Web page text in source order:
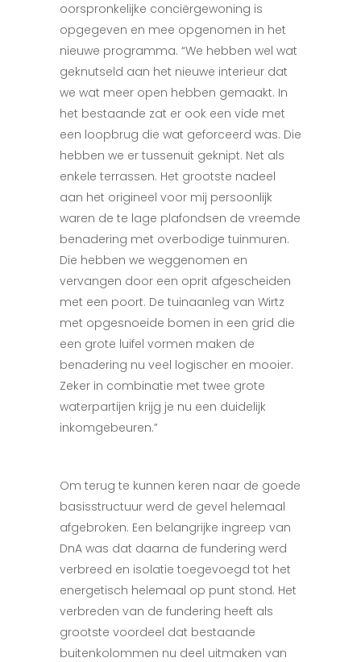
oorspronkelijke conciërgewoning is
opgegeven en mee opgenomen in het
nieuwe programma. “We hebben wel wat
geknutseld aan het nieuwe interieur dat
we wat meer open hebben gemaakt. In
het bestaande zat er ook een vide met
een loopbrug die wat geforceerd was. Die
hebben we er tussenuit geknipt. Net als
enkele terrassen. Het grootste nadeel
aan het origineel voor mij persoonlijk
waren de te lage plafondsen de vreemde
benadering met overbodige tuinmuren.
Die hebben we weggenomen en
vervangen door een oprit afgescheiden
met een poort. De tuinaanleg van Wirtz
met opgesnoeide bomen in een grid die
een grote luifel vormen maken de
benadering nu veel logischer en mooier.
Zeker in combinatie met twee grote
waterpartijen krijg je nu een duidelijk
inkomgebeuren.”
Om terug te kunnen keren naar de goede
basisstructuur werd de gevel helemaal
afgebroken. Een belangrijke ingreep van
DnA was dat daarna de fundering werd
verbreed en isolatie toegevoegd tot het
energetisch helemaal op punt stond. Het
verbreden van de fundering heeft als
grootste voordeel dat bestaande
buitenkolommen nu deel uitmaken van